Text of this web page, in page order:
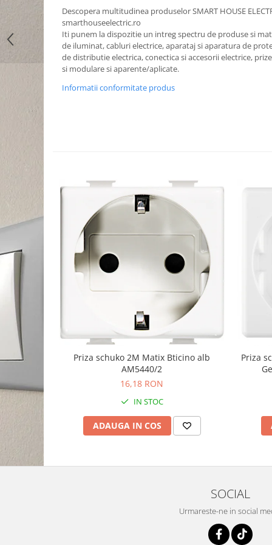
Descopera multitudinea produselor SMART HOUSE
smarthouseelectric.ro
Iti punem la dispozitie un intreg spectru de produse si
de iluminat, cabluri electrice, aparataj si aparatura de
de distributie electrica, conectica si accesorii electrice,
si modulare si aparente/aplicate.
Informatii conformitate produs
Priza schuko 2M Matix Bticino alb
AM5440/2
16,18 RON
IN STOC
ADAUGA IN COS
Priza
SOCIAL
Urmareste-ne in social